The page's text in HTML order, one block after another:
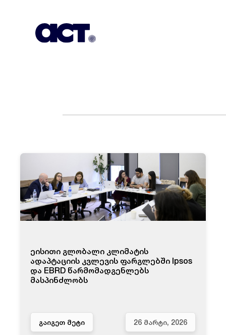
ეისითი გლობალი კლიმატის
ადაპტაციის კვლევის ფარგლებში Ipsos
და EBRD წარმომადგენლებს
მასპინძლობს
ᲒᲐᲘᲒᲔᲗ ᲛᲔᲢᲘ 26 ᲛᲐᲠᲢᲘ, 2026